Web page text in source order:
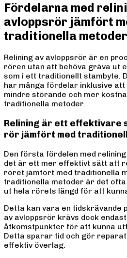
Fördelarna med
avloppsrör jämfört
traditionella metoder
Relining av avloppsrör är en
rören utan att behöva gräva ut
som i ett traditionellt stambyte.
har många fördelar inklusive
mindre störande och mer
traditionella metoder.
Relining är ett
rör jämfört med
Den första fördelen med
det är ett mer effektivt sätt att
röret jämfört med traditionella
traditionella metoder är det
ut hela rörets längd för att
Detta kan vara en tidskrävande
av avloppsrör krävs dock
åtkomstpunkter för att kunna
Detta sparar tid och gör
effektiv överlag.